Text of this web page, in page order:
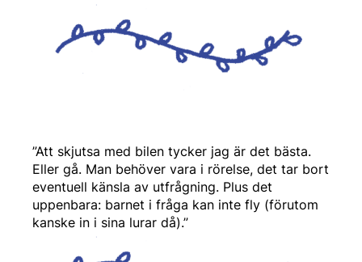
”Att skjutsa med bilen tycker jag är det bästa.
Eller gå. Man behöver vara i rörelse, det tar bort
eventuell känsla av utfrågning. Plus det
uppenbara: barnet i fråga kan inte fly (förutom
kanske in i sina lurar då).”